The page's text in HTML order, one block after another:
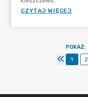
CZYTAJ WIĘCEJ
POKAŻ:
1
2